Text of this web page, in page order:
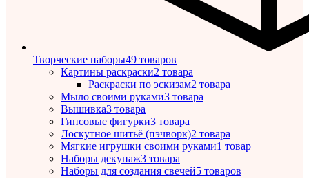
Творческие наборы49 товаров
Картины раскраски2 товара
Раскраски по эскизам2 товара
Мыло своими руками3 товара
Вышивка3 товара
Гипсовые фигурки3 товара
Лоскутное шитьё (пэчворк)2 товара
Мягкие игрушки своими руками1 товар
Наборы декупаж3 товара
Наборы для создания свечей5 товаров